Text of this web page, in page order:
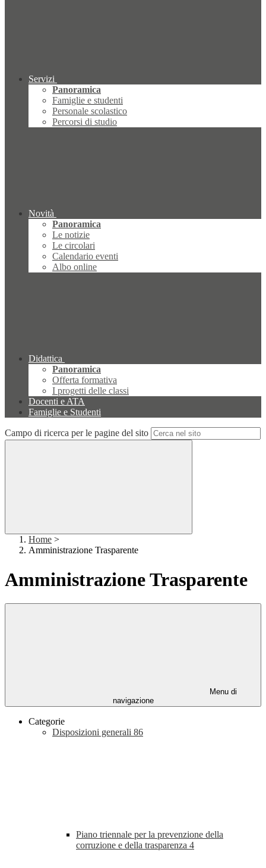
Servizi
Panoramica
Famiglie e studenti
Personale scolastico
Percorsi di studio
Novità
Panoramica
Le notizie
Le circolari
Calendario eventi
Albo online
Didattica
Panoramica
Offerta formativa
I progetti delle classi
Docenti e ATA
Famiglie e Studenti
Campo di ricerca per le pagine del sito
Home >
Amministrazione Trasparente
Amministrazione Trasparente
Menu di
navigazione
Categorie
Disposizioni generali 86
Piano triennale per la prevenzione della
corruzione e della trasparenza 4